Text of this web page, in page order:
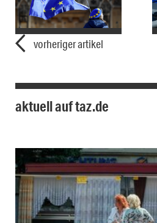
vorheriger artikel
aktuell auf taz.de